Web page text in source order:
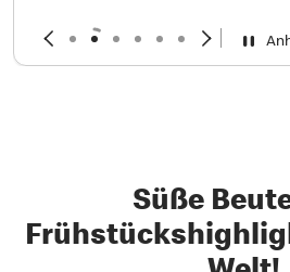
Das Nugget-Herz geht auf: 20